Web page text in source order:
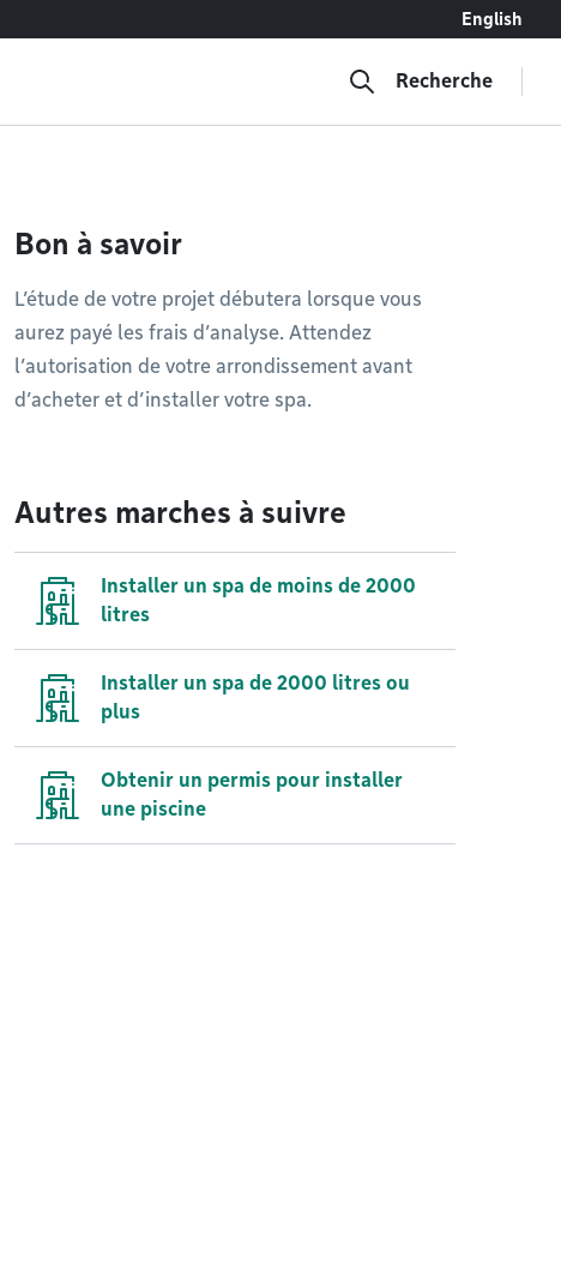
English
Recherche
Bon à savoir
L’étude de votre projet débutera lorsque vous
aurez payé les frais d’analyse. Attendez
l’autorisation de votre arrondissement avant
d’acheter et d’installer votre spa.
Autres marches à suivre
Installer un spa de moins de 2000
litres
Installer un spa de 2000 litres ou
plus
Obtenir un permis pour installer
une piscine